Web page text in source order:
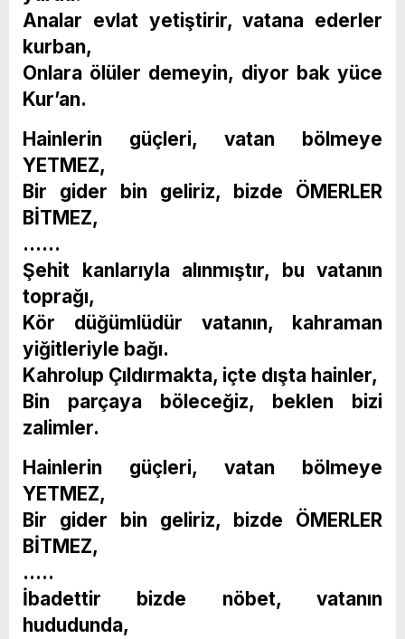
Analar evlat yetiştirir, vatana ederler
kurban,
Onlara ölüler demeyin, diyor bak yüce
Kur’an.
Hainlerin güçleri, vatan bölmeye
YETMEZ,
Bir gider bin geliriz, bizde ÖMERLER
BİTMEZ,
……
Şehit kanlarıyla alınmıştır, bu vatanın
toprağı,
Kör düğümlüdür vatanın, kahraman
yiğitleriyle bağı.
Kahrolup Çıldırmakta, içte dışta hainler,
Bin parçaya böleceğiz, beklen bizi
zalimler.
Hainlerin güçleri, vatan bölmeye
YETMEZ,
Bir gider bin geliriz, bizde ÖMERLER
BİTMEZ,
…..
İbadettir bizde nöbet, vatanın
hududunda,